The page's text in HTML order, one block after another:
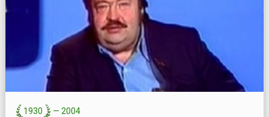
1930 — 2004